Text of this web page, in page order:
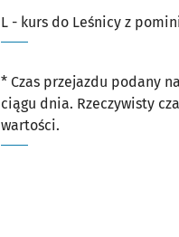
L - kurs do Leśnicy z
* Czas przejazdu podany
ciągu dnia. Rzeczywisty
wartości.